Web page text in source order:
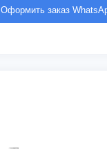
Оформить заказ